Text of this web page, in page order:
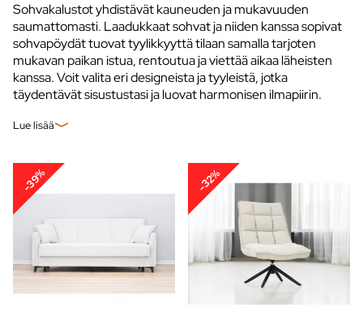
Sohvakalustot yhdistävät kauneuden ja mukavuuden
saumattomasti. Laadukkaat sohvat ja niiden kanssa sopivat
sohvapöydät tuovat tyylikkyyttä tilaan samalla tarjoten
mukavan paikan istua, rentoutua ja viettää aikaa läheisten
kanssa. Voit valita eri designeista ja tyyleistä, jotka
täydentävät sisustustasi ja luovat harmonisen ilmapiirin.
Lue lisää
-39% -32%